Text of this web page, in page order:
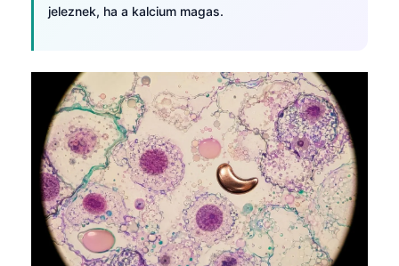
jeleznek, ha a kalcium magas.